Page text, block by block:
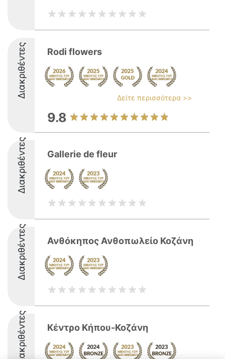
Διακριθέντες Rodi flowers
Δείτε περισσότερα >>
9.8
Διακριθέντες Gallerie de fleur
Διακριθέντες Ανθόκηπος Ανθοπωλείο Κοζάνη
Διακριθέντες Κέντρο Κήπου-Κοζάνη